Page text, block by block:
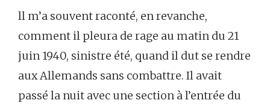
ll m’a souvent raconté, en revanche,
comment il pleura de rage au matin du 21
juin 1940, sinistre été, quand il dut se rendre
aux Allemands sans combattre. Il avait
passé la nuit avec une section à l’entrée du